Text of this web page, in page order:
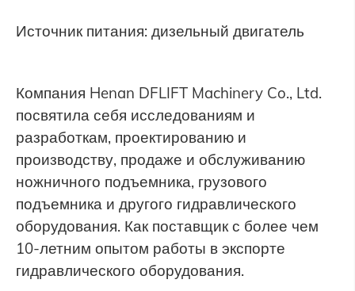
Источник питания: дизельный двигатель
Компания Henan DFLIFT Machinery Co., Ltd.
посвятила себя исследованиям и
разработкам, проектированию и
производству, продаже и обслуживанию
ножничного подъемника, грузового
подъемника и другого гидравлического
оборудования. Как поставщик с более чем
10-летним опытом работы в экспорте
гидравлического оборудования.